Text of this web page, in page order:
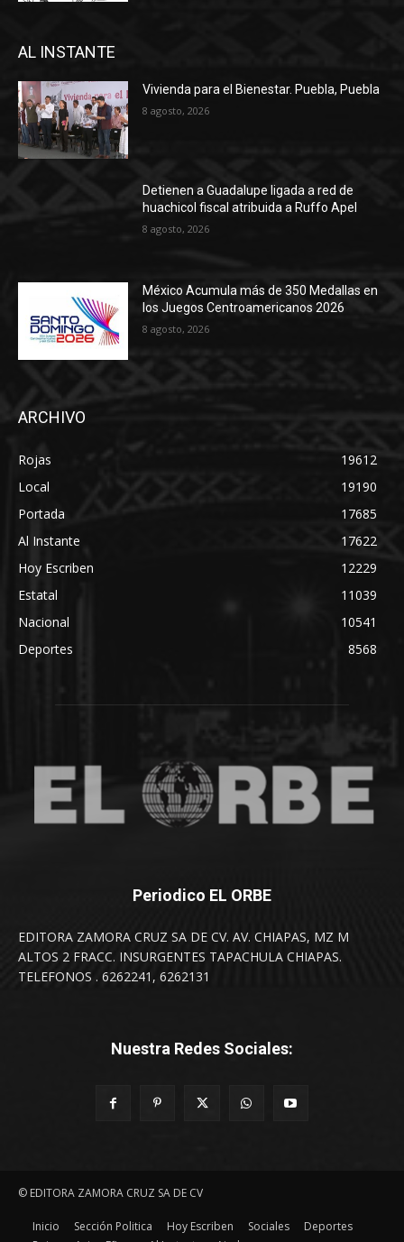
AL INSTANTE
Vivienda para el Bienestar. Puebla, Puebla
8 agosto, 2026
Detienen a Guadalupe ligada a red de
huachicol fiscal atribuida a Ruffo Apel
8 agosto, 2026
México Acumula más de 350 Medallas en
los Juegos Centroamericanos 2026
8 agosto, 2026
ARCHIVO
Rojas
19612
Local
19190
Portada
17685
Al Instante
17622
Hoy Escriben
12229
Estatal
11039
Nacional
10541
Deportes
8568
Periodico EL ORBE
EDITORA ZAMORA CRUZ SA DE CV. AV. CHIAPAS, MZ M
ALTOS 2 FRACC. INSURGENTES TAPACHULA CHIAPAS.
TELEFONOS . 6262241, 6262131
Nuestra Redes Sociales:
© EDITORA ZAMORA CRUZ SA DE CV
Inicio Sección Politica Hoy Escriben Sociales
Deportes